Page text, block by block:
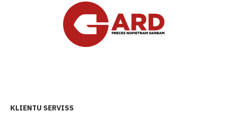
KLIENTU SERVISS